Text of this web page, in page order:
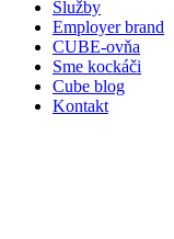
Služby
Employer brand
CUBE-ovňa
Sme kockáči
Cube blog
Kontakt